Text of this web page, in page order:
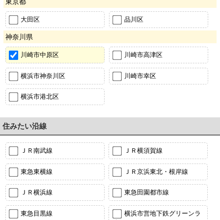
大田区 品川区
神奈川県
川崎市中原区 川崎市高津区
横浜市神奈川区 川崎市幸区
横浜市港北区
住みたい沿線
ＪＲ南武線 ＪＲ横須賀線
東急東横線 ＪＲ京浜東北・根岸線
ＪＲ横浜線 東急田園都市線
東急目黒線
横浜市営地下鉄グリーンラ